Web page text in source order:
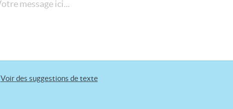
Voir des suggestions de texte